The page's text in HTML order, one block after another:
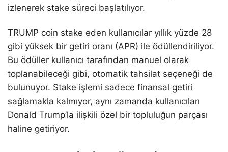
izlenerek stake süreci başlatılıyor.
TRUMP coin stake eden kullanıcılar yıllık yüzde 28
gibi yüksek bir getiri oranı (APR) ile ödüllendiriliyor.
Bu ödüller kullanıcı tarafından manuel olarak
toplanabileceği gibi, otomatik tahsilat seçeneği de
bulunuyor. Stake işlemi sadece finansal getiri
sağlamakla kalmıyor, aynı zamanda kullanıcıları
Donald Trump’la ilişkili özel bir topluluğun parçası
haline getiriyor.